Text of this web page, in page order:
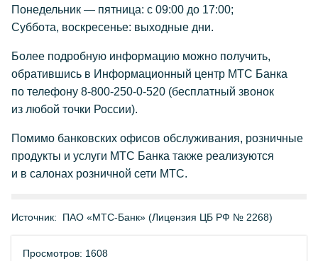
Понедельник — пятница: с 09:00 до 17:00;
Суббота, воскресенье: выходные дни.
Более подробную информацию можно получить,
обратившись в Информационный центр МТС Банка
по телефону 8-800-250-0-520 (бесплатный звонок
из любой точки России).
Помимо банковских офисов обслуживания, розничные
продукты и услуги МТС Банка также реализуются
и в салонах розничной сети МТС.
Источник: ПАО «МТС-Банк» (Лицензия ЦБ РФ № 2268)
Просмотров: 1608